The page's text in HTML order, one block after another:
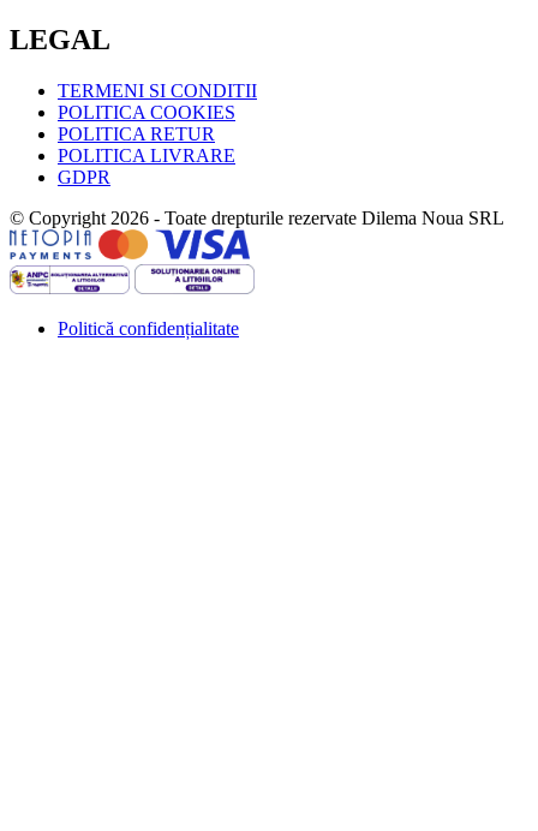
LEGAL
TERMENI SI CONDITII
POLITICA COOKIES
POLITICA RETUR
POLITICA LIVRARE
GDPR
© Copyright 2026 - Toate drepturile rezervate Dilema Noua SRL
Politică confidențialitate